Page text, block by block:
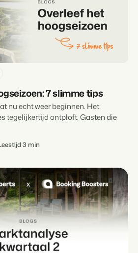
7 slimme tips
nu echt weer beginnen. Het
tegelijkertijd ontploft. Gasten die
3 min